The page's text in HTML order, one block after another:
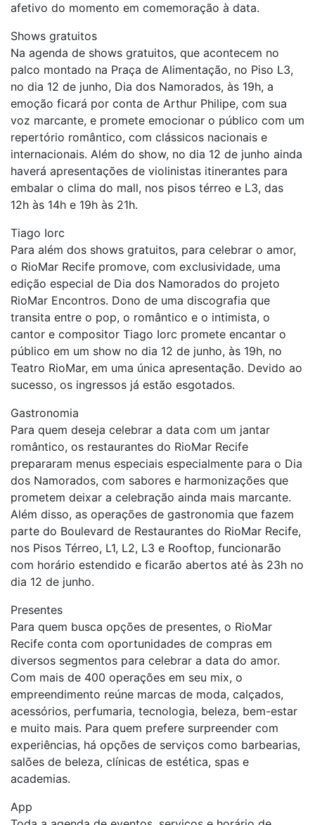
afetivo do momento em comemoração à data.
Shows gratuitos
Na agenda de shows gratuitos, que acontecem no
palco montado na Praça de Alimentação, no Piso L3,
no dia 12 de junho, Dia dos Namorados, às 19h, a
emoção ficará por conta de Arthur Philipe, com sua
voz marcante, e promete emocionar o público com um
repertório romântico, com clássicos nacionais e
internacionais. Além do show, no dia 12 de junho ainda
haverá apresentações de violinistas itinerantes para
embalar o clima do mall, nos pisos térreo e L3, das
12h às 14h e 19h às 21h.
Tiago Iorc
Para além dos shows gratuitos, para celebrar o amor,
o RioMar Recife promove, com exclusividade, uma
edição especial de Dia dos Namorados do projeto
RioMar Encontros. Dono de uma discografia que
transita entre o pop, o romântico e o intimista, o
cantor e compositor Tiago Iorc promete encantar o
público em um show no dia 12 de junho, às 19h, no
Teatro RioMar, em uma única apresentação. Devido ao
sucesso, os ingressos já estão esgotados.
Gastronomia
Para quem deseja celebrar a data com um jantar
romântico, os restaurantes do RioMar Recife
prepararam menus especiais especialmente para o Dia
dos Namorados, com sabores e harmonizações que
prometem deixar a celebração ainda mais marcante.
Além disso, as operações de gastronomia que fazem
parte do Boulevard de Restaurantes do RioMar Recife,
nos Pisos Térreo, L1, L2, L3 e Rooftop, funcionarão
com horário estendido e ficarão abertos até às 23h no
dia 12 de junho.
Presentes
Para quem busca opções de presentes, o RioMar
Recife conta com oportunidades de compras em
diversos segmentos para celebrar a data do amor.
Com mais de 400 operações em seu mix, o
empreendimento reúne marcas de moda, calçados,
acessórios, perfumaria, tecnologia, beleza, bem-estar
e muito mais. Para quem prefere surpreender com
experiências, há opções de serviços como barbearias,
salões de beleza, clínicas de estética, spas e
academias.
App